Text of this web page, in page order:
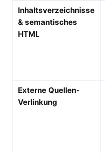
Inhaltsverzeichnisse
& semantisches
HTML
Externe Quellen-
Verlinkung